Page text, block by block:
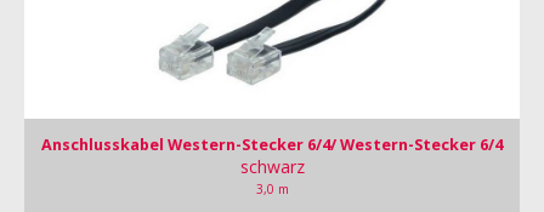
Anschlusskabel Western-Stecker 6/4/ Western-Stecker 6/4
schwarz
3,0 m